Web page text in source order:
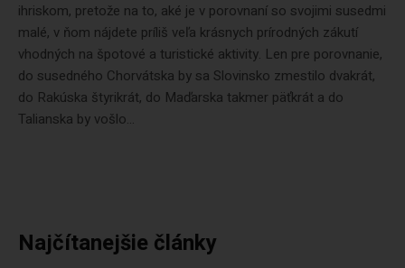
ihriskom, pretože na to, aké je v porovnaní so svojimi susedmi
malé, v ňom nájdete príliš veľa krásnych prírodných zákutí
vhodných na špotové a turistické aktivity. Len pre porovnanie,
do susedného Chorvátska by sa Slovinsko zmestilo dvakrát,
do Rakúska štyrikrát, do Maďarska takmer päťkrát a do
Talianska by vošlo...
Najčítanejšie články